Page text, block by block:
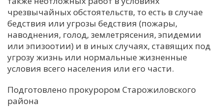
чрезвычайных обстоятельств, то есть в случае
бедствия или угрозы бедствия (пожары,
наводнения, голод, землетрясения, эпидемии
или эпизоотии) и в иных случаях, ставящих под
угрозу жизнь или нормальные жизненные
условия всего населения или его части.
Подготовлено прокурором Старожиловского
района